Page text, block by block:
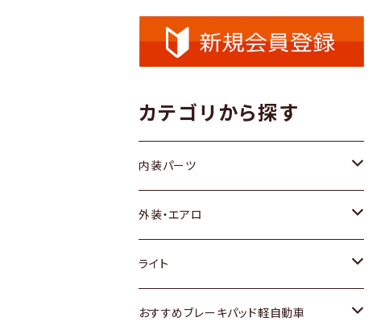
カテゴリから探す
内装パーツ
トヨタ
ホンダ
スズキ
外装・エアロ
トヨタ
ホンダ
ライト
トヨタ
おすすめブレーキパッド軽自動車